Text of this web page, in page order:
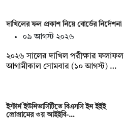
দাখিলের ফল প্রকাশ নিয়ে বোর্ডের নির্দেশনা
০৯ আগস্ট ২০২৬
২০২৬ সালের দাখিল পরীক্ষার ফলাফল
আগামীকাল সোমবার (১০ আগস্ট) …
ইস্টার্ন ইউনিভার্সিটিতে বিএসসি ইন ইইই
প্রোগ্রামের ৩য় আইইবি-…